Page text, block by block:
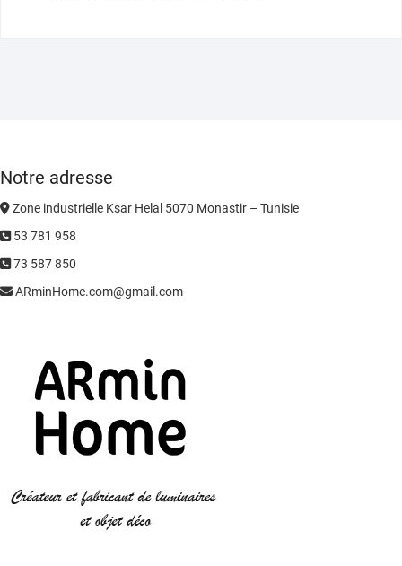
Notre adresse
Zone industrielle Ksar Helal 5070 Monastir – Tunisie
53 781 958
73 587 850
ARminHome.com@gmail.com